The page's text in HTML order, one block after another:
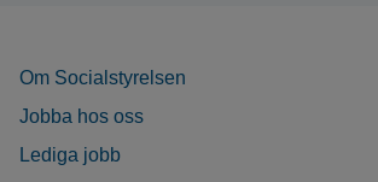
Om Socialstyrelsen
Jobba hos oss
Lediga jobb